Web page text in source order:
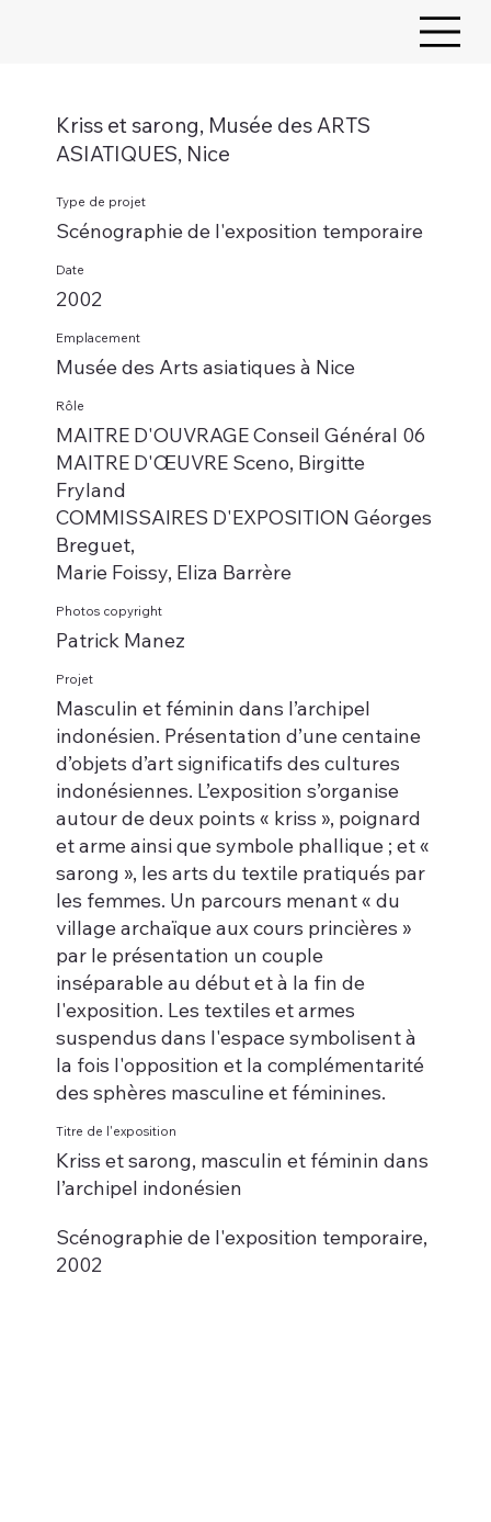
Kriss et sarong, Musée des ARTS
ASIATIQUES, Nice
Type de projet
Scénographie de l'exposition temporaire
Date
2002
Emplacement
Musée des Arts asiatiques à Nice
Rôle
MAITRE D'OUVRAGE Conseil Général 06
MAITRE D'ŒUVRE Sceno, Birgitte
Fryland
COMMISSAIRES D'EXPOSITION Géorges
Breguet,
Marie Foissy, Eliza Barrère
Photos copyright
Patrick Manez
Projet
Masculin et féminin dans l’archipel
indonésien. Présentation d’une centaine
d’objets d’art significatifs des cultures
indonésiennes. L’exposition s’organise
autour de deux points « kriss », poignard
et arme ainsi que symbole phallique ; et «
sarong », les arts du textile pratiqués par
les femmes. Un parcours menant « du
village archaïque aux cours princières »
par le présentation un couple
inséparable au début et à la fin de
l'exposition. Les textiles et armes
suspendus dans l'espace symbolisent à
la fois l'opposition et la complémentarité
des sphères masculine et féminines.
Titre de l'exposition
Kriss et sarong, masculin et féminin dans
l’archipel indonésien
Scénographie de l'exposition temporaire,
2002